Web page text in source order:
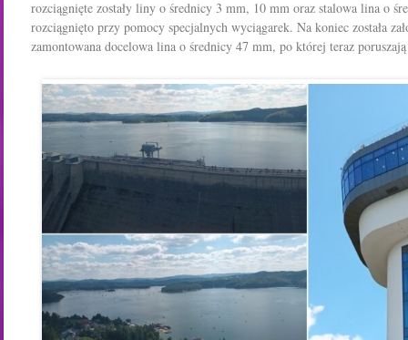
rozciągnięte zostały liny o średnicy 3 mm, 10 mm oraz stalowa lina o
rozciągnięto przy pomocy specjalnych wyciągarek. Na koniec została
zamontowana docelowa lina o średnicy 47 mm, po której teraz